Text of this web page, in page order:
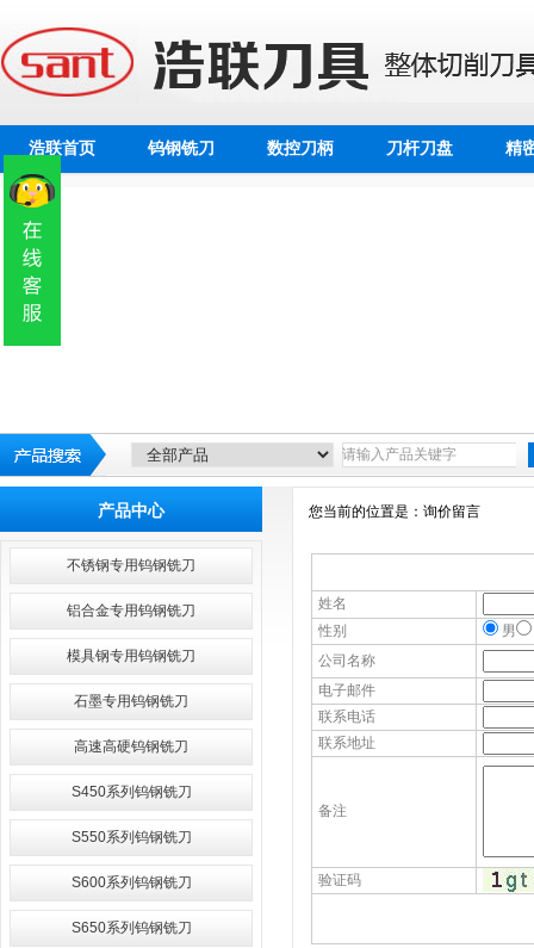
浩联首页 钨钢铣刀 数控刀柄 刀杆刀盘 精
产品中心
不锈钢专用钨钢铣刀
铝合金专用钨钢铣刀
模具钢专用钨钢铣刀
石墨专用钨钢铣刀
高速高硬钨钢铣刀
S450系列钨钢铣刀
S550系列钨钢铣刀
S600系列钨钢铣刀
S650系列钨钢铣刀
您当前的位置是：询价留言
姓名
性别
男
公司名称
电子邮件
联系电话
联系地址
备注
验证码